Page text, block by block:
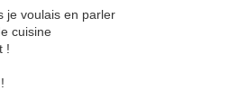
je voulais en parler
cuisine
!